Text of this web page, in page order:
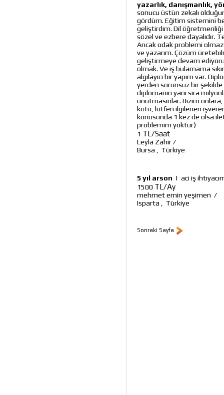
yazarlık, danışmanlık,
sonucu üstün zekalı
gördüm. Eğitim sistemini
geliştirdim. Dil öğretmenliği
sözel ve ezbere dayalıdır.
Ancak odak problemi
ve yazarım. Çözüm
geliştirmeye devam
olmak. Ve iş bulamama
algılayıcı bir yapım var.
yerden sorunsuz bir şekilde
diplomanın yanı sıra
unutmasınlar. Bizim
kötü, lütfen ilgilenen
konusunda 1 kez de olsa
problemim yoktur)
1 TL/Saat
Leyla Zahir/
Bursa
Türkiye
5 yıl arson | aci iş
1500 TL/Ay
mehmet emin yeşimen /
Isparta
Türkiye
Sonraki Sayfa